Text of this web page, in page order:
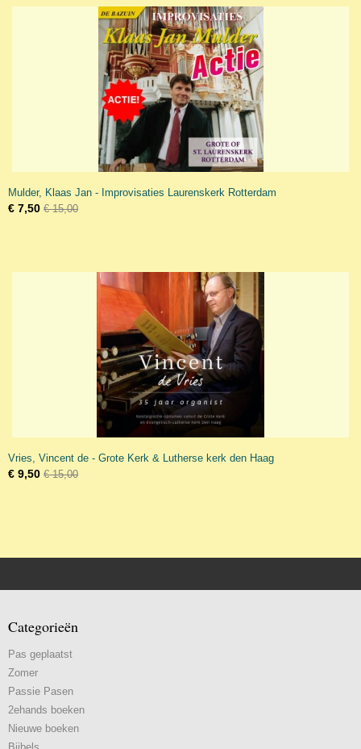
Mulder, Klaas Jan - Improvisaties Laurenskerk Rotterdam
€ 7,50 € 15,00
Vries, Vincent de - Grote Kerk & Lutherse kerk den Haag
€ 9,50 € 15,00
Categorieën
Pas geplaatst
Zomer
Passie Pasen
2ehands boeken
Nieuwe boeken